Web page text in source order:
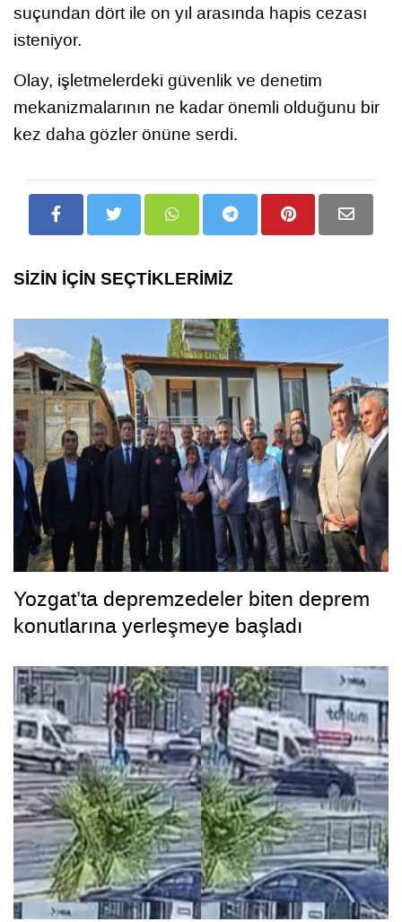
suçundan dört ile on yıl arasında hapis cezası
isteniyor.
Olay, işletmelerdeki güvenlik ve denetim
mekanizmalarının ne kadar önemli olduğunu bir
kez daha gözler önüne serdi.
SİZİN İÇİN SEÇTİKLERİMİZ
Yozgat’ta depremzedeler biten deprem
konutlarına yerleşmeye başladı